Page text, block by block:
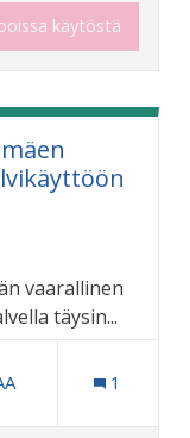
käytöstä
vaarallinen
täysin...
1